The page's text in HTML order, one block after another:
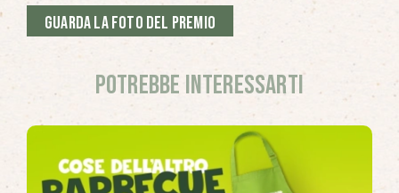
Guarda la foto del premio
Potrebbe interessarti